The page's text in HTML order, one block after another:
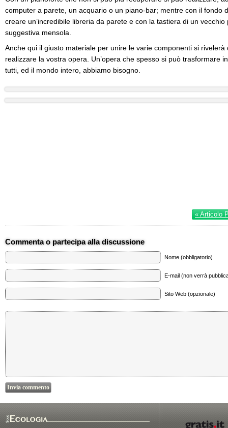
computer a parete, un acquario o un piano-bar; mentre con il fondo
creare un’incredibile libreria da parete e con la tastiera di un
suggestiva mensola.
Anche qui il giusto materiale per unire le varie componenti si
realizzare la vostra opera. Un’opera che spesso si può trasformare
tutti, ed il mondo intero, abbiamo bisogno.
« Articolo
Commenta o partecipa alla discussione
Nome (obbligatorio)
E-mail (non verrà
Sito Web (opzionale)